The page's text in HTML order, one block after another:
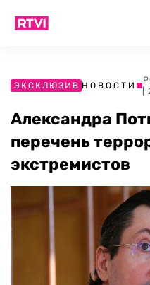
ЭКСКЛЮЗИВ НОВОСТИ
Александра
перечень
экстремистов